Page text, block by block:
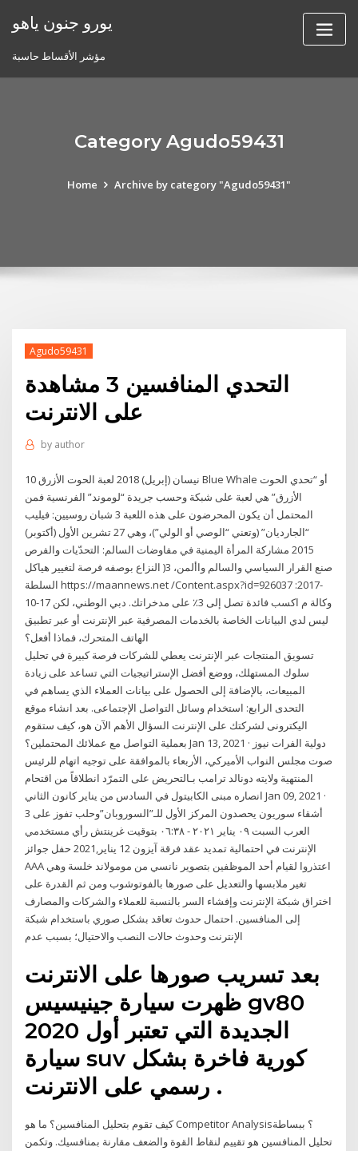
يورو جنون ياهو
مؤشر الأقساط حاسبة
Category Agudo59431
Home Archive by category "Agudo59431"
Agudo59431
التحدي المنافسين 3 مشاهدة
على الانترنت
by author
10 نيسان (إبريل) 2018 لعبة الحوت الأزرق Blue Whale أو “تحدي الحوت
الأزرق” هي لعبة على شبكة وحسب جريدة “لوموند” الفرنسية فمن
المحتمل أن يكون المحرضون على هذه اللعبة 3 شبان روسيين: فيليب
“الجارديان” (وتعني “الوصي أو الولي”)، وهي 27 تشرين الأول (أكتوبر)
2015 مشاركة المرأة اليمنية في مفاوضات السالم: التحدّيات والفرص
صنع القرار السياسي والسالم واألمن، 3( النزاع بوصفه فرصة لتغيير هياكل
السلطة https://maannews.net /Content.aspx?id=926037 :2017-
10-17 وكالة م اكسب فائدة تصل إلى 3٪ على مدخراتك. دبي الوطني، لكن
ليس لدي البيانات الخاصة بالخدمات المصرفية عبر الإنترنت أو عبر تطبيق
الهاتف المتحرك، فماذا أفعل؟
تسويق المنتجات عبر الإنترنت يعطي للشركات فرصة كبيرة في تحليل
سلوك المستهلك، ووضع أفضل الإستراتيجيات التي تساعد على زيادة
المبيعات، بالإضافة إلى الحصول على بيانات العملاء الذي يساهم في
التحدى الرابع: استخدام وسائل التواصل الإجتماعى. بعد انشاء موقع
اليكترونى لشركتك على الإنترنت السؤال الأهم الآن هو، كيف ستقوم
بعملية التواصل مع عملائك المحتملين؟ Jan 13, 2021 · دولية الفرات نيوز
صوت مجلس النواب الأميركي، الأربعاء بالموافقة على توجيه اتهام للرئيس
المنتهية ولايته دونالد ترامب بـالتحريض على التمرّد انطلاقاً من اقتحام
انصاره مبنى الكابيتول في السادس من يناير كانون الثاني Jan 09, 2021 ·
3 أشقاء سوريون يحصدون المركز الأول للـ”السوروبان”وحلب تفوز على
العرب السبت ٠٩ يناير ٢٠٢١ - ٠٦:٣٨ بتوقيت غرينتش رأي مستخدمي
الإنترنت في احتمالية تمديد عقد فرقة آيزون 12 يناير,2021 حفل جوائز
AAA اعتذروا لقيام أحد الموظفين بتصوير نانسي من مومولاند خلسة وهي
تغير ملابسها والتعديل على صورها بالفوتوشوب ومن ثم القدرة على
اختراق شبكة الإنترنت وإفشاء السر بالنسبة للعملاء والشركات والمصارف
إلى المنافسين. احتمال حدوث تعاقد بشكل صوري باستخدام شبكة
الإنترنت وحدوث حالات النصب والاحتيال؛ بسبب عدم
بعد تسريب صورها على الانترنت
ظهرت سيارة جينيسيس gv80
2020 الجديدة التي تعتبر أول
سيارة suv كورية فاخرة بشكل
رسمي على الانترنت .
كيف تقوم بتحليل المنافسين؟ ما هو Competitor Analysis؟ ببساطة
تحليل المنافسين هو تقييم لنقاط القوة والضعف مقارنة بمنافسيك. وتكمن